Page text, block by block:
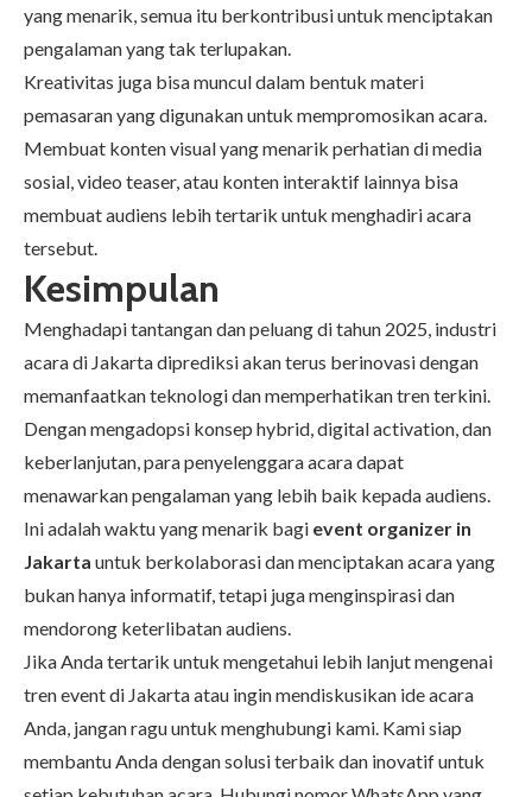
yang menarik, semua itu berkontribusi untuk menciptakan
pengalaman yang tak terlupakan.
Kreativitas juga bisa muncul dalam bentuk materi
pemasaran yang digunakan untuk mempromosikan acara.
Membuat konten visual yang menarik perhatian di media
sosial, video teaser, atau konten interaktif lainnya bisa
membuat audiens lebih tertarik untuk menghadiri acara
tersebut.
Kesimpulan
Menghadapi tantangan dan peluang di tahun 2025, industri
acara di Jakarta diprediksi akan terus berinovasi dengan
memanfaatkan teknologi dan memperhatikan tren terkini.
Dengan mengadopsi konsep hybrid, digital activation, dan
keberlanjutan, para penyelenggara acara dapat
menawarkan pengalaman yang lebih baik kepada audiens.
Ini adalah waktu yang menarik bagi event organizer in
Jakarta untuk berkolaborasi dan menciptakan acara yang
bukan hanya informatif, tetapi juga menginspirasi dan
mendorong keterlibatan audiens.
Jika Anda tertarik untuk mengetahui lebih lanjut mengenai
tren event di Jakarta atau ingin mendiskusikan ide acara
Anda, jangan ragu untuk menghubungi kami. Kami siap
membantu Anda dengan solusi terbaik dan inovatif untuk